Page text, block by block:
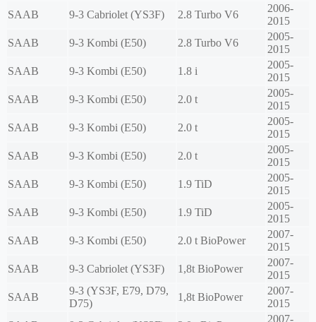
SAAB
9-3 Cabriolet (YS3F) 2.8 Turbo V6
2006-
2015
SAAB
9-3 Kombi (E50) 2.8 Turbo V6
2005-
2015
SAAB
9-3 Kombi (E50) 1.8 i
2005-
2015
SAAB
9-3 Kombi (E50) 2.0 t
2005-
2015
SAAB
9-3 Kombi (E50) 2.0 t
2005-
2015
SAAB
9-3 Kombi (E50) 2.0 t
2005-
2015
SAAB
9-3 Kombi (E50) 1.9 TiD
2005-
2015
SAAB
9-3 Kombi (E50) 1.9 TiD
2005-
2015
SAAB
9-3 Kombi (E50) 2.0 t BioPower
2007-
2015
SAAB
9-3 Cabriolet (YS3F) 1,8t BioPower
2007-
2015
SAAB
9-3 (YS3F, E79, D79,
D75)
1,8t BioPower
2007-
2015
2007-